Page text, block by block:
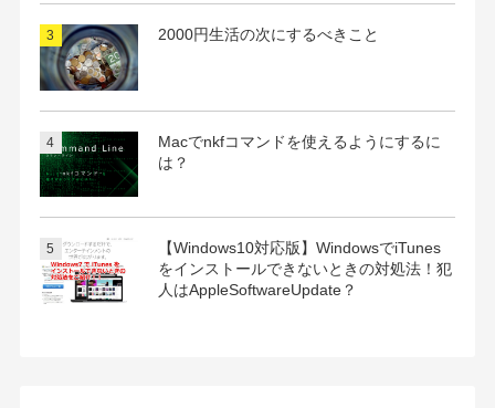
2000円生活の次にするべきこと
Macでnkfコマンドを使えるようにするに
は？
【Windows10対応版】WindowsでiTunes
をインストールできないときの対処法！犯
人はAppleSoftwareUpdate？